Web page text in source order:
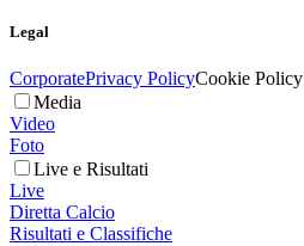
Legal
CorporatePrivacy PolicyCookie Policy
Media
Video
Foto
Live e Risultati
Live
Diretta Calcio
Risultati e Classifiche